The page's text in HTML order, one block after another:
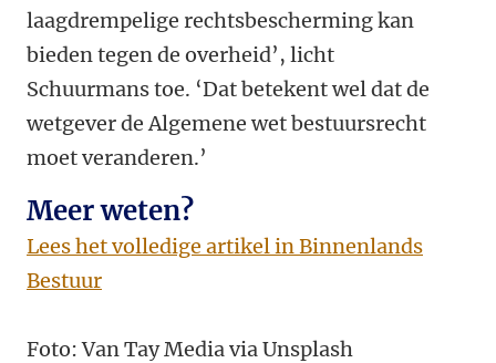
laagdrempelige rechtsbescherming kan
bieden tegen de overheid’, licht
Schuurmans toe. ‘Dat betekent wel dat de
wetgever de Algemene wet bestuursrecht
moet veranderen.’
Meer weten?
Lees het volledige artikel in Binnenlands
Bestuur
Foto:Van Tay Mediavia Unsplash